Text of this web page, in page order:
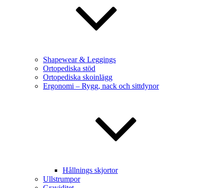
Shapewear & Leggings
Ortopediska stöd
Ortopediska skoinlägg
Ergonomi – Rygg, nack och sittdynor
Hållnings skjortor
Ullstrumpor